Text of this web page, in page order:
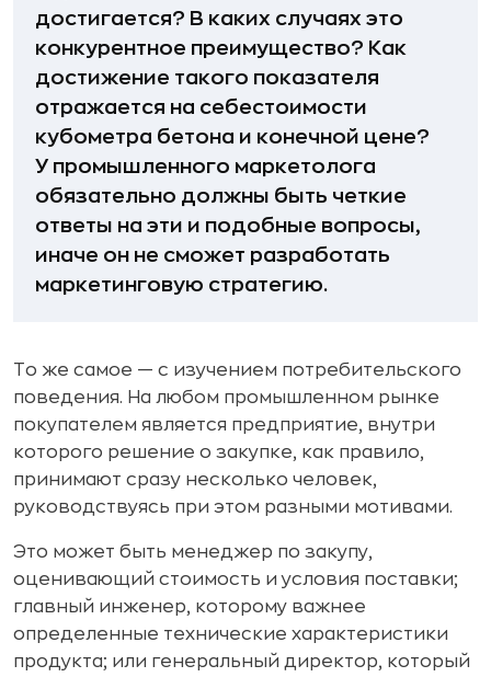
достигается? В каких случаях это
конкурентное преимущество? Как
достижение такого показателя
отражается на себестоимости
кубометра бетона и конечной цене?
У промышленного маркетолога
обязательно должны быть четкие
ответы на эти и подобные вопросы,
иначе он не сможет разработать
маркетинговую стратегию.
То же самое — с изучением потребительского
поведения. На любом промышленном рынке
покупателем является предприятие, внутри
которого решение о закупке, как правило,
принимают сразу несколько человек,
руководствуясь при этом разными мотивами.
Это может быть менеджер по закупу,
оценивающий стоимость и условия поставки;
главный инженер, которому важнее
определенные технические характеристики
продукта; или генеральный директор, который